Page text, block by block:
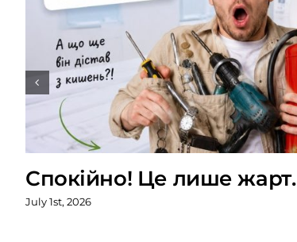
Спокійно! Це лише жарт.
July 1st, 2026